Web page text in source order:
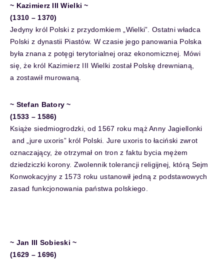
~ Kazimierz III Wielki ~
(1310 – 1370)
Jedyny król Polski z przydomkiem „Wielki”. Ostatni władca
Polski z dynastii Piastów. W czasie jego panowania Polska
była znana z potęgi terytorialnej oraz ekonomicznej. Mówi
się, że król Kazimierz III Wielki został Polskę drewnianą,
a zostawił murowaną.
~ Stefan Batory ~
(1533 – 1586)
Książe siedmiogrodzki, od 1567 roku mąż Anny Jagiellonki
and „jure uxoris” król Polski. Jure uxoris to łaciński zwrot
oznaczający, że otrzymał on tron z faktu bycia mężem
dziedziczki korony. Zwolennik tolerancji religijnej, którą Sejm
Konwokacyjny z 1573 roku ustanowił jedną z podstawowych
zasad funkcjonowania państwa polskiego.
~ Jan III Sobieski ~
(1629 – 1696)